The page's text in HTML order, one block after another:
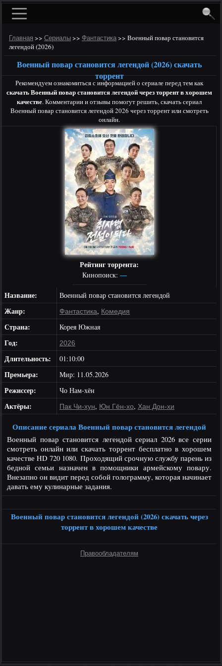
Главная >> Сериалы >> Фантастика >> Военный повар становится
легендой (2026)
Военный повар становится легендой (2026) скачать
торрент
Рекомендуем ознакомиться с информацией о сериале перед тем как
скачать Военный повар становится легендой через торрент в хорошем
качестве. Комментарии и отзывы помогут решить, скачать сериал
Военный повар становится легендой 2026 через торрент или смотреть
онлайн.
Рейтинг торрента:
Кинопоиск: —
Название:
Военный повар становится легендой
Жанр: Фантастика, Комедия
Страна: Корея Южная
Год: 2026
Длительность: 01:10:00
Премьера: Мир: 11.05.2026
Режиссер: Чо Нам-хён
Актёры: Пак Чи-хун, Юн Гён-хо, Хан Дон-хи
Описание сериала Военный повар становится легендой
Военный повар становится легендой сериал 2026 все серии
смотреть онлайн или скачать торрент бесплатно в хорошем
качестве HD 720 1080. Проходящий срочную службу парень из
бедной семьи назначен в помощники армейскому повару.
Внезапно он видит перед собой голограмму, которая начинает
давать ему кулинарные задания.
Военный повар становится легендой (2026) скачать через
торрент в хорошем качестве
Правообладателям